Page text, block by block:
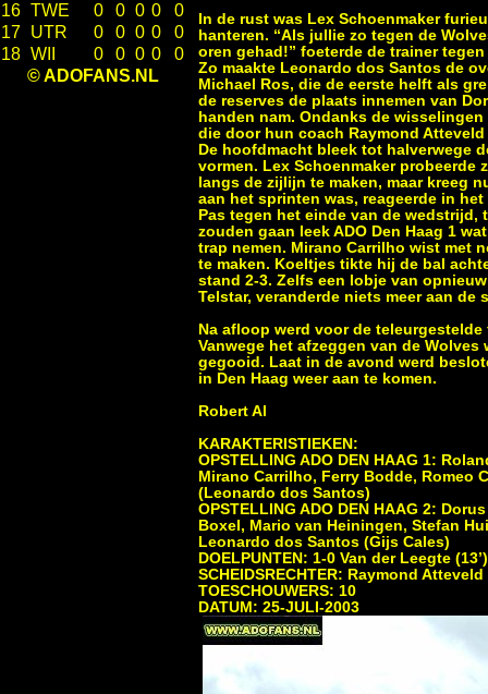
16 TWE 0 0 0 0
0
17 UTR 0 0 0 0
0
18 WII 0 0 0 0
0
© ADOFANS.NL
In de rust was Lex Schoenmaker
hanteren. “Als jullie zo tegen de
oren gehad!” foeterde de trainer
Zo maakte Leonardo dos Santos de
Michael Ros, die de eerste helft als
de reserves de plaats innemen van
handen nam. Ondanks de
die door hun coach Raymond
De hoofdmacht bleek tot halverwege
vormen. Lex Schoenmaker probeerde
langs de zijlijn te maken, maar kreeg
aan het sprinten was, reageerde in
Pas tegen het einde van de
zouden gaan leek ADO Den Haag 1
trap nemen. Mirano Carrilho wist met
te maken. Koeltjes tikte hij de bal
stand 2-3. Zelfs een lobje van
Telstar, veranderde niets meer aan
Na afloop werd voor de
Vanwege het afzeggen van de
gegooid. Laat in de avond werd
in Den Haag weer aan te komen.
Robert Al
KARAKTERISTIEKEN:
OPSTELLING ADO DEN HAAG 1:
Mirano Carrilho, Ferry Bodde, Romeo
(Leonardo dos Santos)
OPSTELLING ADO DEN HAAG 2:
Boxel, Mario van Heiningen, Stefan
Leonardo dos Santos (Gijs Cales)
DOELPUNTEN: 1-0 Van der Leegte
SCHEIDSRECHTER: Raymond Atteveld
TOESCHOUWERS: 10
DATUM: 25-JULI-2003